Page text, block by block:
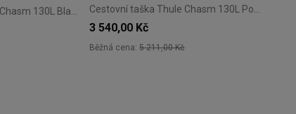
Cestovní taška Thule Chasm 130L Black
3 540,00 Kč
Běžná cena:5 211,00 Kč